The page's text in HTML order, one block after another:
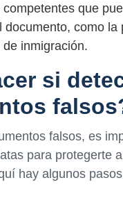
que
documento, como la
inmigración.
si
falsos, es
para protegerte
hay algunos